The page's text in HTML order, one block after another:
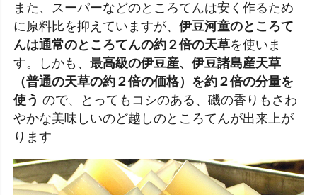
また、スーパーなどのところてんは安く作るため
に原料比を抑えていますが、 伊豆河童のところて
んは通常のところてんの約２倍の天草を使いま
す。しかも、 最高級の伊豆産、伊豆諸島産天草
（普通の天草の約２倍の価格）を約２倍の分量を
使う ので、とってもコシのある、磯の香りもさわ
やかな美味しいのど越しのところてんが出来上が
ります